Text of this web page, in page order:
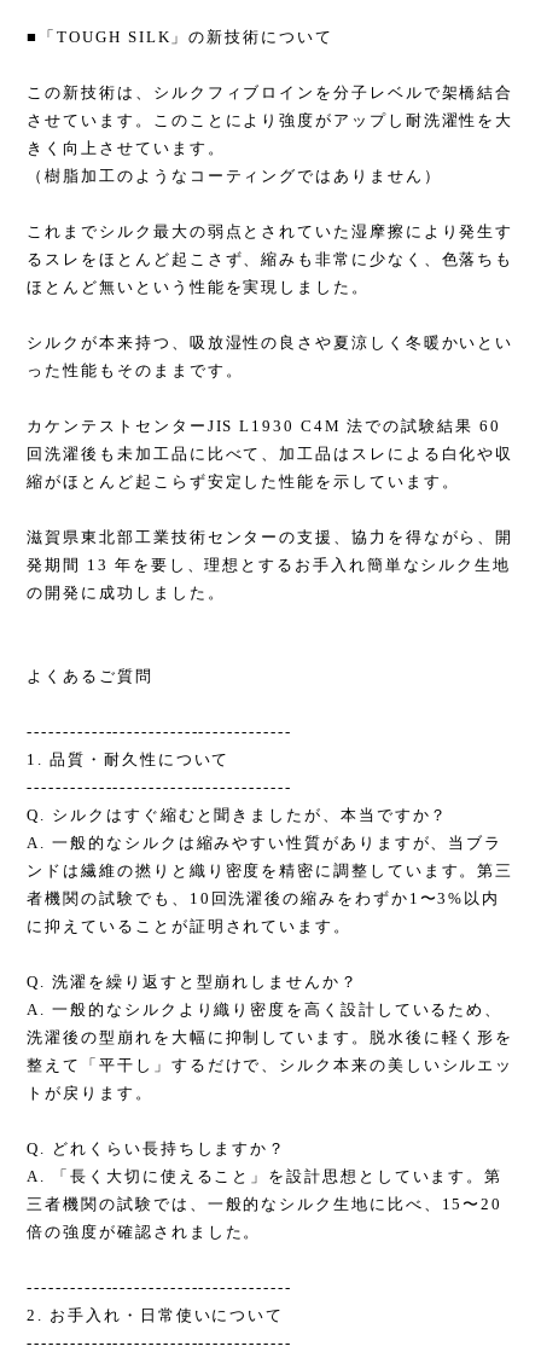
■「TOUGH SILK」の新技術について
この新技術は、シルクフィブロインを分子レベルで架橋結合
させています。このことにより強度がアップし耐洗濯性を大
きく向上させています。
（樹脂加工のようなコーティングではありません）
これまでシルク最大の弱点とされていた湿摩擦により発生す
るスレをほとんど起こさず、縮みも非常に少なく、色落ちも
ほとんど無いという性能を実現しました。
シルクが本来持つ、吸放湿性の良さや夏涼しく冬暖かいとい
った性能もそのままです。
カケンテストセンターJIS L1930 C4M 法での試験結果 60
回洗濯後も未加工品に比べて、加工品はスレによる白化や収
縮がほとんど起こらず安定した性能を示しています。
滋賀県東北部工業技術センターの支援、協力を得ながら、開
発期間 13 年を要し、理想とするお手入れ簡単なシルク生地
の開発に成功しました。
よくあるご質問
-------------------------------------
1. 品質・耐久性について
-------------------------------------
Q. シルクはすぐ縮むと聞きましたが、本当ですか？
A. 一般的なシルクは縮みやすい性質がありますが、当ブラ
ンドは繊維の撚りと織り密度を精密に調整しています。第三
者機関の試験でも、10回洗濯後の縮みをわずか1〜3%以内
に抑えていることが証明されています。
Q. 洗濯を繰り返すと型崩れしませんか？
A. 一般的なシルクより織り密度を高く設計しているため、
洗濯後の型崩れを大幅に抑制しています。脱水後に軽く形を
整えて「平干し」するだけで、シルク本来の美しいシルエッ
トが戻ります。
Q. どれくらい長持ちしますか？
A. 「長く大切に使えること」を設計思想としています。第
三者機関の試験では、一般的なシルク生地に比べ、15〜20
倍の強度が確認されました。
-------------------------------------
2. お手入れ・日常使いについて
-------------------------------------